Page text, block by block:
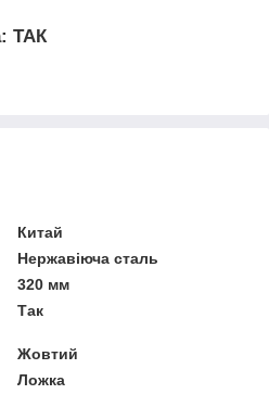
ТАК
Китай
Нержавіюча сталь
320 мм
Так
Жовтий
Ложка